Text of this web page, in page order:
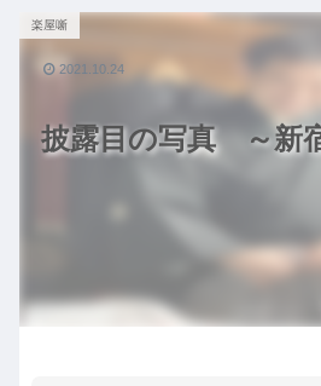
披露目の写真 ～新
楽屋噺
2021.10.24